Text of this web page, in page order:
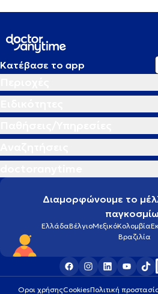
Κατέβασε το app
Διαμορφώνουμε το
ΕλλάδαΒέλγιοΜεξικόΚολομβία
Βραζιλία
Οροι χρήσηςCookiesΠολιτική